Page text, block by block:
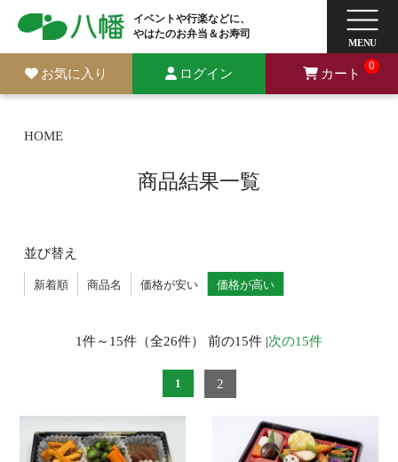
イベントや行楽などに、
やはたのお弁当＆お寿司
お気に入り ログイン カート
0
HOME
商品結果一覧
並び替え
新着順 商品名 価格が安い 価格が高い
1件～15件（全26件） 前の15件 |次の15件
1 2